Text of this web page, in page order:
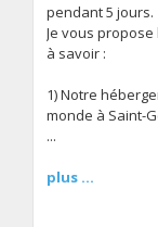
pendant 5 jours.
Je vous
à savoir :
1) Notre
monde à Saint-
...
plus ...